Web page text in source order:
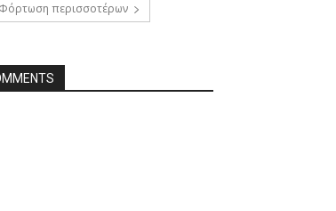
Φόρτωση περισσοτέρων